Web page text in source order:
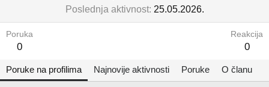
Poslednja aktivnost 25.05.2026.
Poruka
0
Reakcija
0
Poruke na profilima Najnovije aktivnosti Poruke O članu